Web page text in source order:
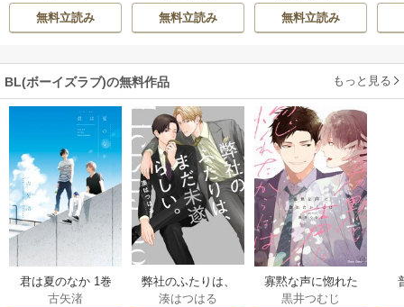
無料立読み
無料立読み
無料立読み
BL(ボーイズラブ)の無料作品 もっと見る
君は夏のなか 1巻
古矢渚
弊社のふたりは、
まだ未遂らしい。
湊はつはる
寡黙な声に惚れた
からには【おまけ
黒井つむじ